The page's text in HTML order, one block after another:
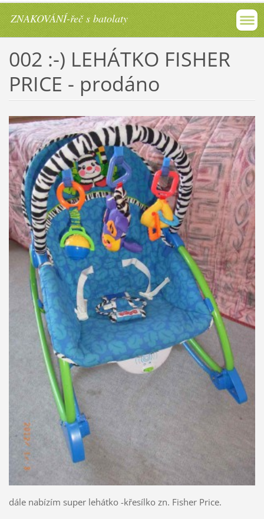
ZNAKOVÁNÍ-řeč s batolaty
002 :-) LEHÁTKO FISHER
PRICE - prodáno
dále nabízím super lehátko -křesílko zn. Fisher Price.